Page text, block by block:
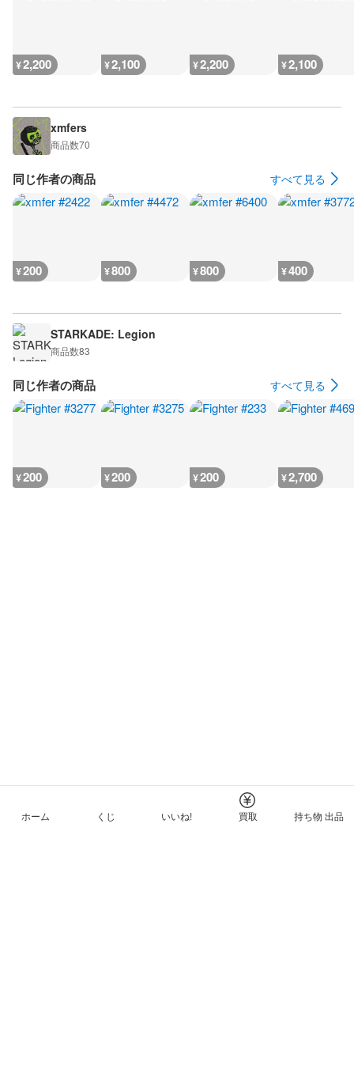
¥2,200 ¥2,100 ¥2,200 ¥2,100
xmfers
商品数70
同じ作者の商品 すべて見る
¥200 ¥800 ¥800 ¥400
STARKADE: Legion
商品数83
同じ作者の商品 すべて見る
¥200 ¥200 ¥200 ¥2,700
ホーム くじ いいね! 買取 持ち物 出品